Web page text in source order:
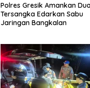
Polres Gresik Amankan
Tersangka Edarkan Sabu
Jaringan Bangkalan